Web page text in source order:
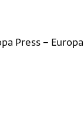
Press –